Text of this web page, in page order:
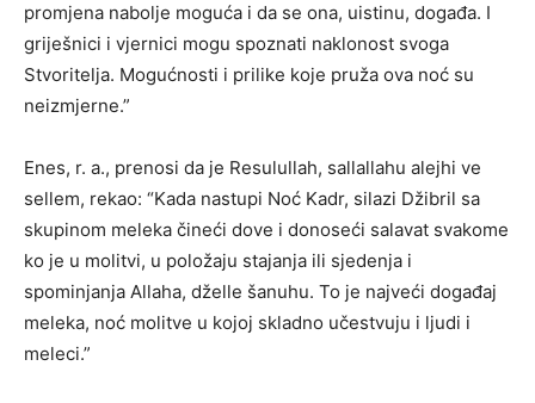
promjena nabolje moguća i da se ona, uistinu, događa. I
griješnici i vjernici mogu spoznati naklonost svoga
Stvoritelja. Mogućnosti i prilike koje pruža ova noć su
neizmjerne.”
Enes, r. a., prenosi da je Resulullah, sallallahu alejhi ve
sellem, rekao: “Kada nastupi Noć Kadr, silazi Džibril sa
skupinom meleka čineći dove i donoseći salavat svakome
ko je u molitvi, u položaju stajanja ili sjedenja i
spominjanja Allaha, dželle šanuhu. To je najveći događaj
meleka, noć molitve u kojoj skladno učestvuju i ljudi i
meleci.”